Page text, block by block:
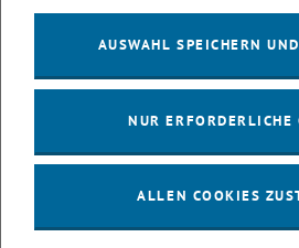
Zentralen Informatikdienst (ZID) der TU
technischen Support. Bei redaktionellen
Ihnen Nicole Schipani
Büro für Öffentlichkeitsarbeit zur
Nähere Informationen:
Mag. Kerstin Jagsits
AUSWAHL SPEICHERN
NUR ERFORDERLICHE
ALLEN COOKIES